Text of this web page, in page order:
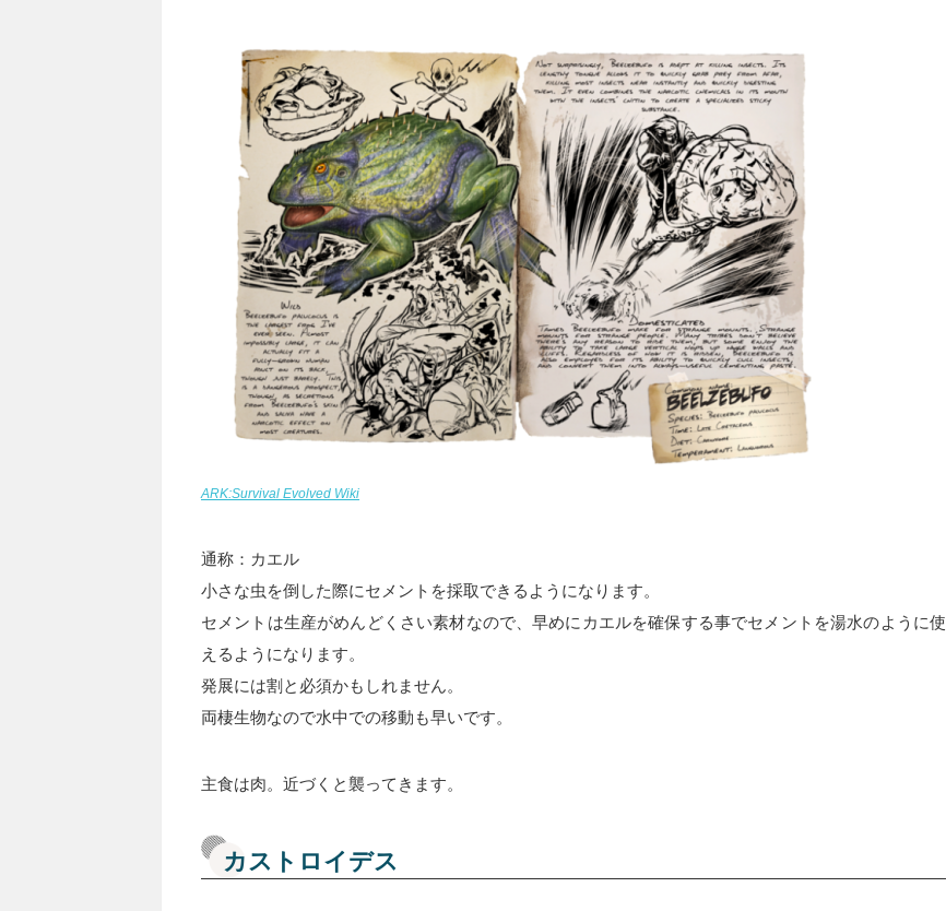
ARK:Survival Evolved Wiki
通称：カエル
小さな虫を倒した際にセメントを採取できるようになります。
セメントは生産がめんどくさい素材なので、早めにカエルを確保する事でセメントを湯水のように使
えるようになります。
発展には割と必須かもしれません。
両棲生物なので水中での移動も早いです。
主食は肉。近づくと襲ってきます。
カストロイデス